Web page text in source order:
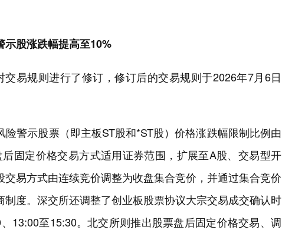
股涨跌幅提高至10%
易规则进行了修订，修订后的交易规则于2026年7月6日
警示股票（即主板ST股和*ST股）价格涨跌幅限制比例由
固定价格交易方式适用证券范围，扩展至A股、交易型开
易方式由连续竞价调整为收盘集合竞价，并通过集合竞价
度。深交所还调整了创业板股票协议大宗交易成交确认时
13:00至15:30。北交所则推出股票盘后固定价格交易、调